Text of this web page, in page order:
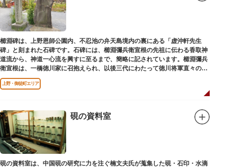
櫛淵碑は、上野恩師公園内、不忍池の弁天島境内の裏にある「虚沖軒先生
碑」と刻まれた石碑です。石碑には、櫛淵彌兵衛宣根の先祖に伝わる香取神
道流から、神道一心流を興すに至るまで、簡略に記されています。櫛淵彌兵
衛宣根は、一橋徳川家に召抱えられ、以後三代にわたって徳川将軍直々の護
衛役として仕えました。
上野・御徒町エリア
硯の資料室
硯の資料室は、中国硯の研究に力を注ぐ楠文夫氏が蒐集した硯・石印・水滴